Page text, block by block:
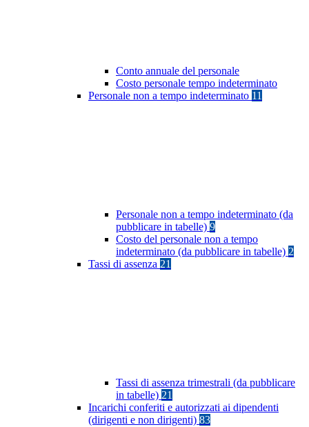
Conto annuale del personale
Costo personale tempo indeterminato
Personale non a tempo indeterminato 11
Personale non a tempo indeterminato (da
pubblicare in tabelle) 9
Costo del personale non a tempo
indeterminato (da pubblicare in tabelle) 2
Tassi di assenza 21
Tassi di assenza trimestrali (da pubblicare
in tabelle) 21
Incarichi conferiti e autorizzati ai dipendenti
(dirigenti e non dirigenti) 83